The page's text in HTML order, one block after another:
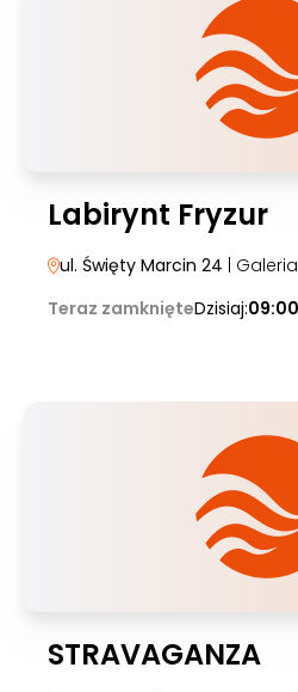
Labirynt Fryzur
ul. Święty Marcin 24 |
Teraz zamknięteDzisiaj:
STRAVAGANZA